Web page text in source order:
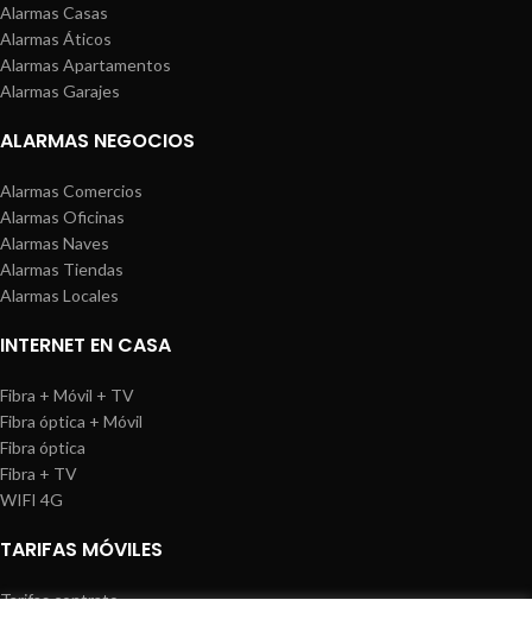
Alarmas Casas
Alarmas Áticos
Alarmas Apartamentos
Alarmas Garajes
ALARMAS NEGOCIOS
Alarmas Comercios
Alarmas Oficinas
Alarmas Naves
Alarmas Tiendas
Alarmas Locales
INTERNET EN CASA
Fibra + Móvil + TV
Fibra óptica + Móvil
Fibra óptica
Fibra + TV
WIFI 4G
TARIFAS MÓVILES
Tarifas contrato